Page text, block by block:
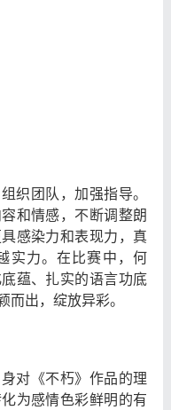
织团队，加强指导。
和情感，不断调整朗
感染力和表现力，真
实力。在比赛中，何
蕴、扎实的语言功底
而出，绽放异彩。
对《不朽》作品的理
为感情色彩鲜明的有